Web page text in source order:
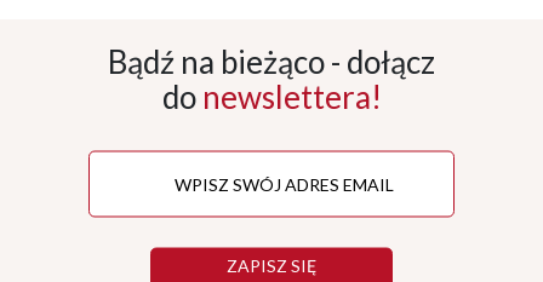
Bądź na bieżąco - dołącz
do newslettera!
ZAPISZ SIĘ